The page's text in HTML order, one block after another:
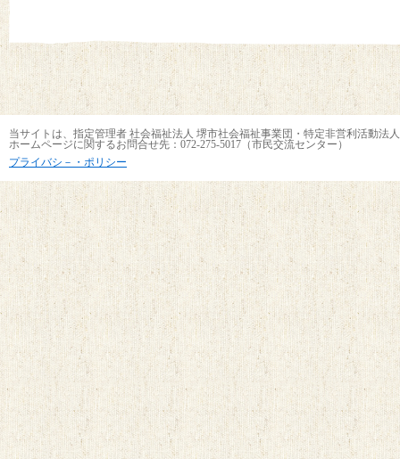
当サイトは、指定管理者 社会福祉法人 堺市社会福祉事業団・特定非営利活動
ホームページに関するお問合せ先：072-275-5017（市民交流センター）
プライバシ－・ポリシー